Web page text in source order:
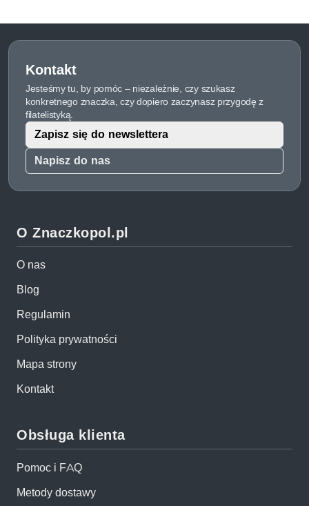
Kontakt
Jesteśmy tu, by pomóc – niezależnie, czy szukasz
konkretnego znaczka, czy dopiero zaczynasz przygodę z
filatelistyką.
Napisz do nas
Zapisz się do newslettera
O Znaczkopol.pl
O nas
Blog
Regulamin
Polityka prywatności
Mapa strony
Kontakt
Obsługa klienta
Pomoc i FAQ
Metody dostawy